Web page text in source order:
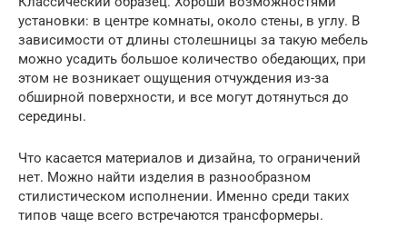
установки: в центре комнаты, около стены, в углу. В
зависимости от длины столешницы за такую мебель
можно усадить большое количество обедающих, при
этом не возникает ощущения отчуждения из-за
обширной поверхности, и все могут дотянуться до
середины.
Что касается материалов и дизайна, то ограничений
нет. Можно найти изделия в разнообразном
стилистическом исполнении. Именно среди таких
типов чаще всего встречаются трансформеры.